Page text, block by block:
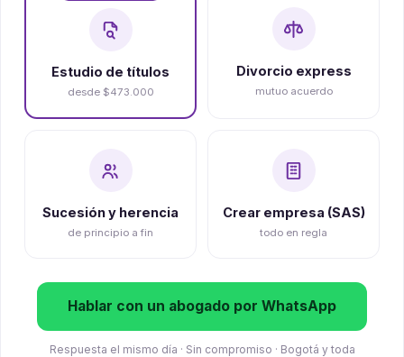
Estudio de títulos
desde $473.000
Divorcio express
mutuo acuerdo
Sucesión y herencia
de principio a fin
Crear empresa (SAS)
todo en regla
Hablar con un abogado por WhatsApp
Respuesta el mismo día · Sin compromiso · Bogotá y toda